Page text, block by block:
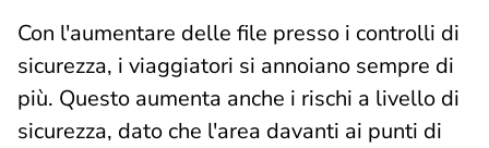
Con l'aumentare delle file presso i controlli di
sicurezza, i viaggiatori si annoiano sempre di
più. Questo aumenta anche i rischi a livello di
sicurezza, dato che l'area davanti ai punti di